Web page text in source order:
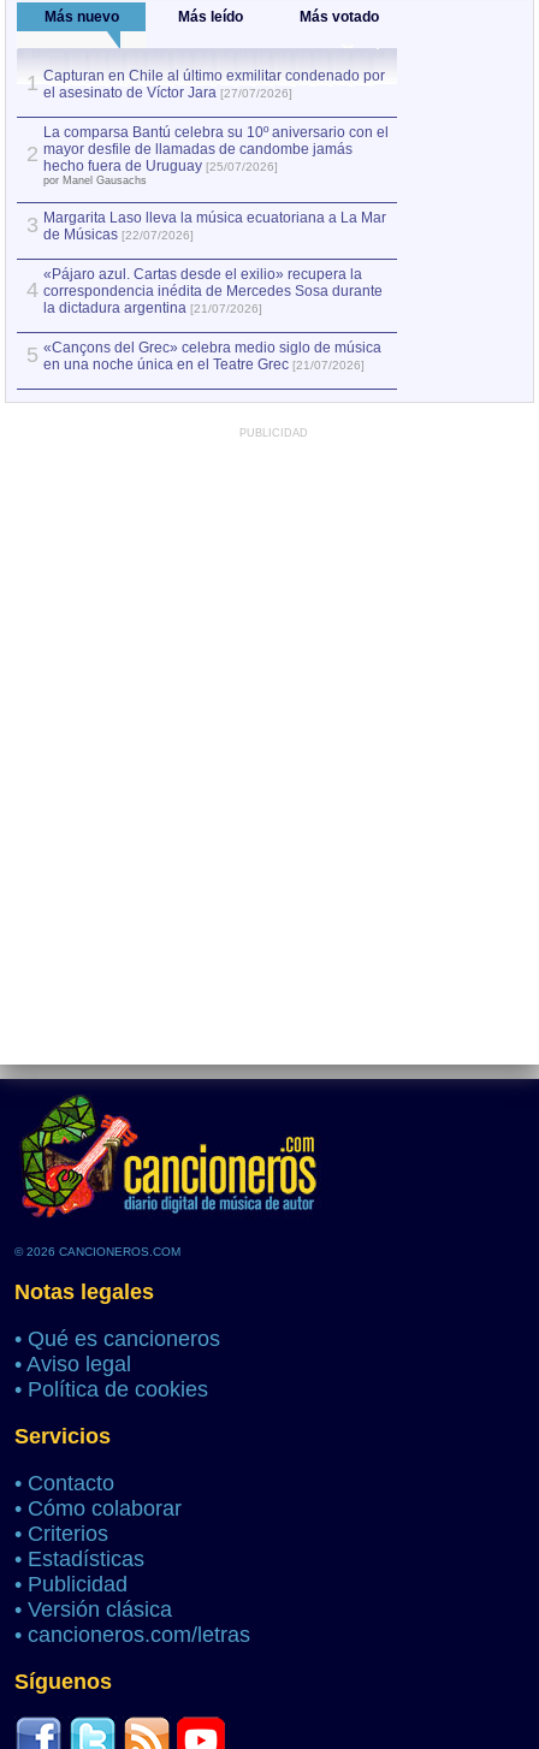
Más nuevo Más leído Más votado
1 Capturan en Chile al último exmilitar condenado por
el asesinato de Víctor Jara [27/07/2026]
2
La comparsa Bantú celebra su 10º aniversario con el
mayor desfile de llamadas de candombe jamás
hecho fuera de Uruguay [25/07/2026]
por Manel Gausachs
3 Margarita Laso lleva la música ecuatoriana a La Mar
de Músicas [22/07/2026]
4
«Pájaro azul. Cartas desde el exilio» recupera la
correspondencia inédita de Mercedes Sosa durante
la dictadura argentina [21/07/2026]
5 «Cançons del Grec» celebra medio siglo de música
en una noche única en el Teatre Grec [21/07/2026]
PUBLICIDAD
© 2026 CANCIONEROS.COM
Notas legales
• Qué es cancioneros
• Aviso legal
• Política de cookies
Servicios
• Contacto
• Cómo colaborar
• Criterios
• Estadísticas
• Publicidad
• Versión clásica
• cancioneros.com/letras
Síguenos